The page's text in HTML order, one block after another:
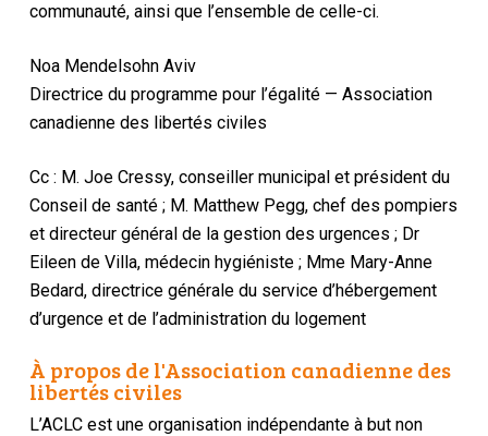
communauté, ainsi que l’ensemble de celle-ci.
Noa Mendelsohn Aviv
Directrice du programme pour l’égalité — Association
canadienne des libertés civiles
Cc : M. Joe Cressy, conseiller municipal et président du
Conseil de santé ; M. Matthew Pegg, chef des pompiers
et directeur général de la gestion des urgences ; Dr
Eileen de Villa, médecin hygiéniste ; Mme Mary-Anne
Bedard, directrice générale du service d’hébergement
d’urgence et de l’administration du logement
À propos de l'Association canadienne des
libertés civiles
L’ACLC est une organisation indépendante à but non